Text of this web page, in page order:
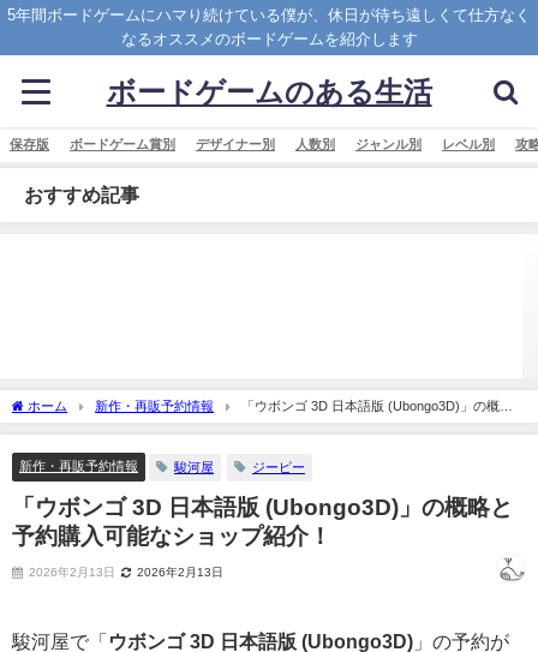
5年間ボードゲームにハマり続けている僕が、休日が待ち遠しくて仕方なく
なるオススメのボードゲームを紹介します
ボードゲームのある生活
保存版 ボードゲーム賞別 デザイナー別 人数別 ジャンル別 レベル別 攻
おすすめ記事
ホーム 新作・再販予約情報
「ウボンゴ 3D 日本語版 (Ubongo3D)」の概略
と予約購入可能なショップ紹介！
新作・再販予約情報 駿河屋 ジーピー
「ウボンゴ 3D 日本語版 (Ubongo3D)」の概略と
予約購入可能なショップ紹介！
2026年2月13日 2026年2月13日
駿河屋で「 ウボンゴ 3D 日本語版 (Ubongo3D) 」の予約が